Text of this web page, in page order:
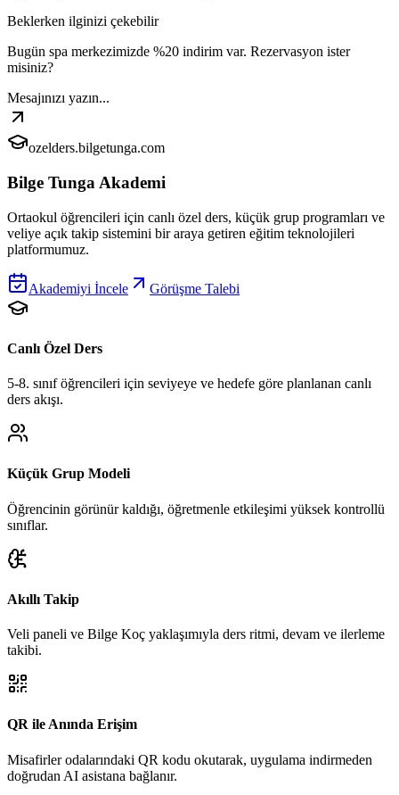
Beklerken ilginizi çekebilir
Bugün spa merkezimizde %20 indirim var. Rezervasyon ister
misiniz?
Mesajınızı yazın...
ozelders.bilgetunga.com
Bilge Tunga Akademi
Ortaokul öğrencileri için canlı özel ders, küçük grup programları ve
veliye açık takip sistemini bir araya getiren eğitim teknolojileri
platformumuz.
Akademiyi İncele Görüşme Talebi
Canlı Özel Ders
5-8. sınıf öğrencileri için seviyeye ve hedefe göre planlanan canlı
ders akışı.
Küçük Grup Modeli
Öğrencinin görünür kaldığı, öğretmenle etkileşimi yüksek kontrollü
sınıflar.
Akıllı Takip
Veli paneli ve Bilge Koç yaklaşımıyla ders ritmi, devam ve ilerleme
takibi.
QR ile Anında Erişim
Misafirler odalarındaki QR kodu okutarak, uygulama indirmeden
doğrudan AI asistana bağlanır.